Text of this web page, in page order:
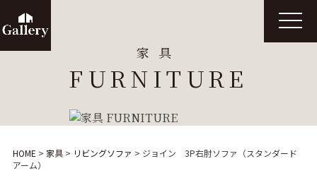
家具
FURNITURE
t
o
g
i
HOME > 家具> リビングソファ > ジョイン 3P右肘ソファ（スタンダード
アーム）